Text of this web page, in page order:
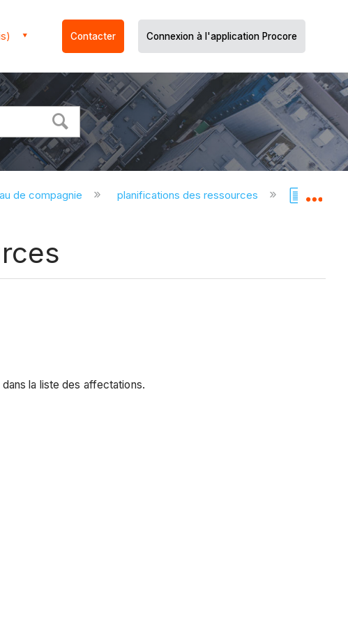
Contacter Connexion à l'application Procore
de compagnie planifications des ressources
la liste des affectations.